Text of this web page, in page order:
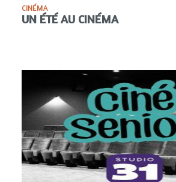
CINÉMA
UN ÉTÉ AU CINÉMA